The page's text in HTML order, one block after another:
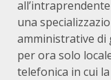
una
amministrative di
per ora solo
telefonica in cui